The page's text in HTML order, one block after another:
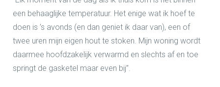
een behaaglijke temperatuur. Het enige wat ik hoef te
doen is ’s avonds (en dan geniet ik daar van), een of
twee uren mijn eigen hout te stoken. Mijn woning wordt
daarmee hoofdzakelijk verwarmd en slechts af en toe
springt de gasketel maar even bij”.